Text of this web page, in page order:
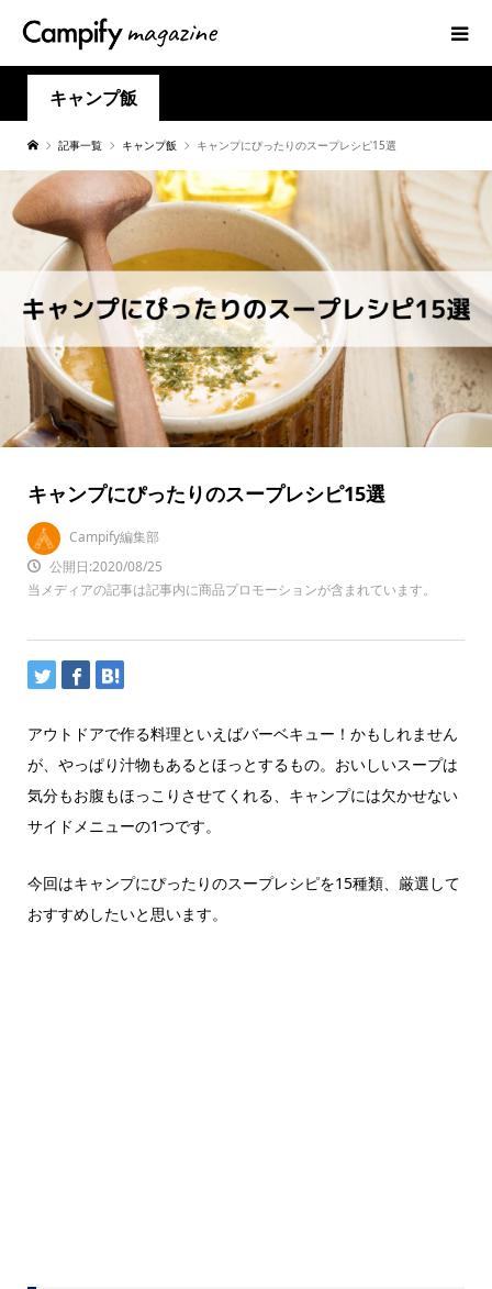
キャンプ飯
記事一覧 キャンプ飯 キャンプにぴったりのスープレシピ15選
キャンプにぴったりのスープレシピ15選
Campify編集部
公開日:2020/08/25
当メディアの記事は記事内に商品プロモーションが含まれています。
アウトドアで作る料理といえばバーベキュー！かもしれません
が、やっぱり汁物もあるとほっとするもの。おいしいスープは
気分もお腹もほっこりさせてくれる、キャンプには欠かせない
サイドメニューの1つです。
今回はキャンプにぴったりのスープレシピを15種類、厳選して
おすすめしたいと思います。